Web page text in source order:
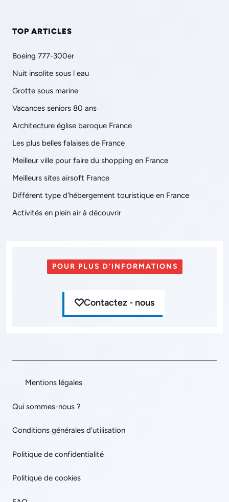
TOP ARTICLES
Boeing 777-300er
Nuit insolite sous l eau
Grotte sous marine
Vacances seniors 80 ans
Architecture église baroque France
Les plus belles falaises de France
Meilleur ville pour faire du shopping en France
Meilleurs sites airsoft France
Différent type d'hébergement touristique en France
Activités en plein air à découvrir
POUR PLUS D'INFORMATIONS
Contactez - nous
Mentions légales
Qui sommes-nous ?
Conditions générales d’utilisation
Politique de confidentialité
Politique de cookies